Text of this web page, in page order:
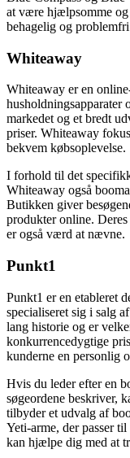
at være hjælpsomme
behagelig og
Whiteaway
Whiteaway er en
markedet og et bredt
priser. Whiteaway
bekvem købsoplevelse.
I forhold til det
Whiteaway også
Butikken giver
produkter online.
er også værd at nævne.
Punkt1
Punkt1 er en etableret
specialiseret sig i salg
lang historie og er
konkurrencedygtige
kunderne en personlig
Hvis du leder efter en
søgeordene beskriver,
tilbyder et udvalg af
Yeti-arme, der passer
kan hjælpe dig med at